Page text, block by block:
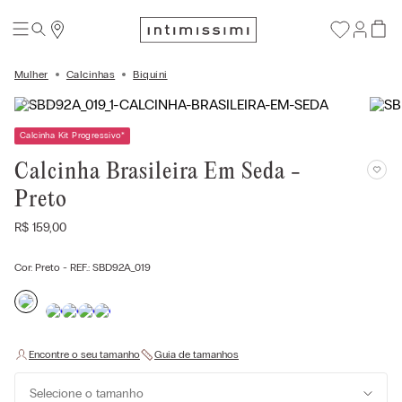
Mulher Calcinhas Biquíni
Calcinha Kit Progressivo*
Calcinha Brasileira Em Seda -
Preto
R$ 159,00
Cor: Preto - REF.: SBD92A_019
Selecione o tamanho